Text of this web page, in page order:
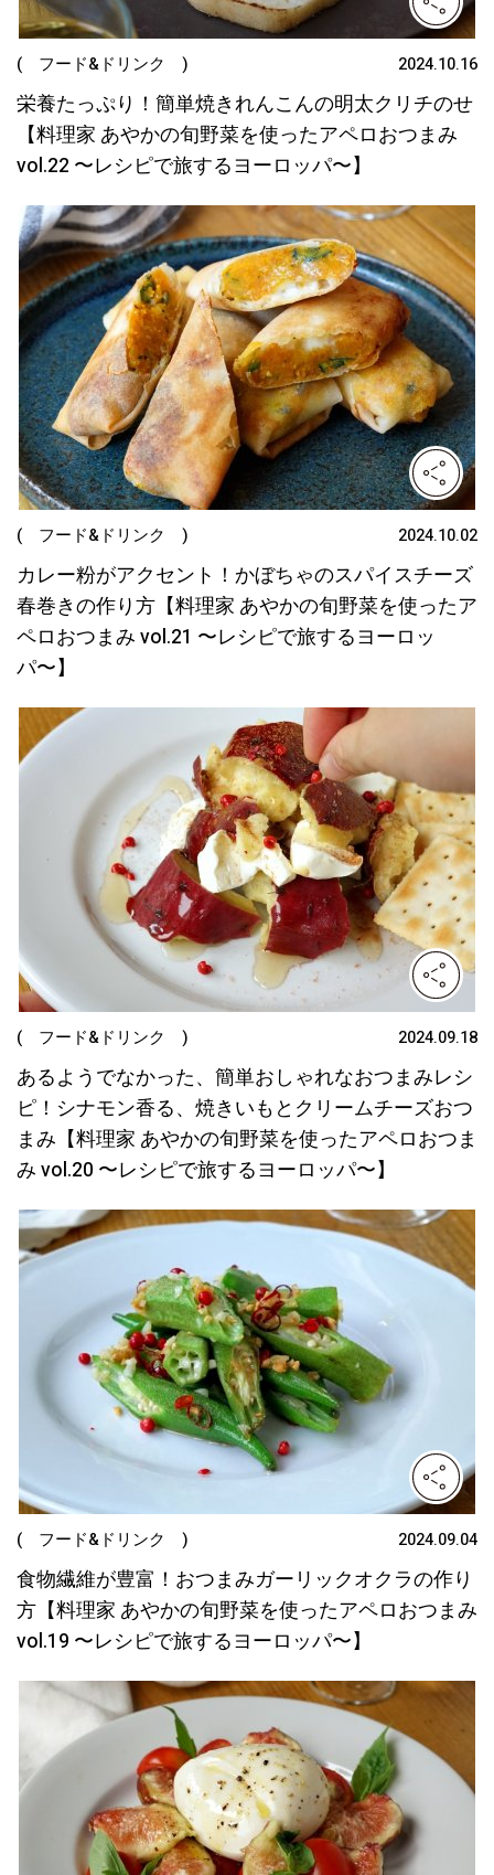
( フード&ドリンク ) 2024.10.16
栄養たっぷり！簡単焼きれんこんの明太クリチのせ
【料理家 あやかの旬野菜を使ったアペロおつまみ
vol.22 〜レシピで旅するヨーロッパ〜】
( フード&ドリンク ) 2024.10.02
カレー粉がアクセント！かぼちゃのスパイスチーズ
春巻きの作り方【料理家 あやかの旬野菜を使ったア
ペロおつまみ vol.21 〜レシピで旅するヨーロッ
パ〜】
( フード&ドリンク ) 2024.09.18
あるようでなかった、簡単おしゃれなおつまみレシ
ピ！シナモン香る、焼きいもとクリームチーズおつ
まみ【料理家 あやかの旬野菜を使ったアペロおつま
み vol.20 〜レシピで旅するヨーロッパ〜】
( フード&ドリンク ) 2024.09.04
食物繊維が豊富！おつまみガーリックオクラの作り
方【料理家 あやかの旬野菜を使ったアペロおつまみ
vol.19 〜レシピで旅するヨーロッパ〜】